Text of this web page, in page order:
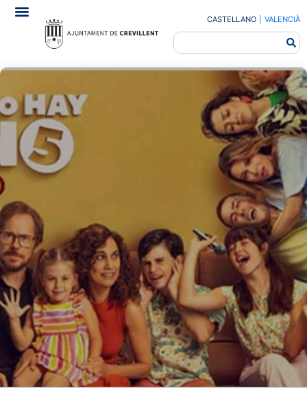
CASTELLANO VALENCIÀ